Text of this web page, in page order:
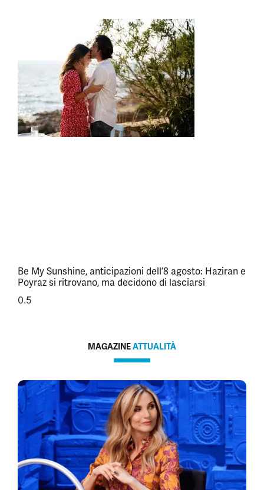
Be My Sunshine, anticipazioni dell’8 agosto: Haziran e
Poyraz si ritrovano, ma decidono di lasciarsi
MAGAZINEATTUALITÀ